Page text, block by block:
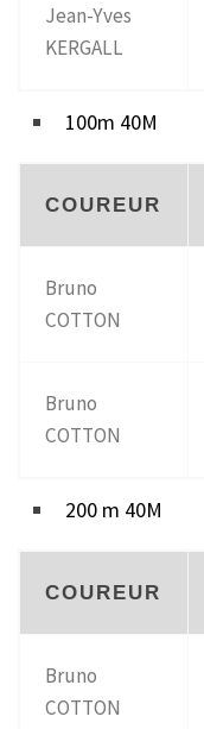
Jean-Yves
KERGALL
100m 40M
COUREUR
Bruno
COTTON
Bruno
COTTON
200 m 40M
COUREUR
Bruno
COTTON